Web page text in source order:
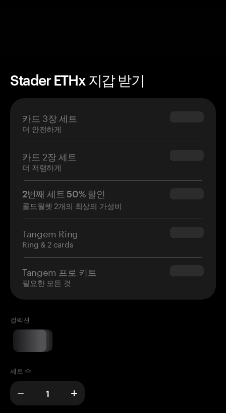
Stader ETHx 지갑 받기
카드 3장 세트
더 안전하게
$69.90
카드 2장 세트
더 저렴하게
$54.90
2번째 세트 50% 할인
콜드월렛 2개의 최상의 가성비
$34.95
Tangem Ring
Ring & 2 cards
$160.00
Tangem 프로 키트
필요한 모든 것
$180.00
컬렉션
세트 수